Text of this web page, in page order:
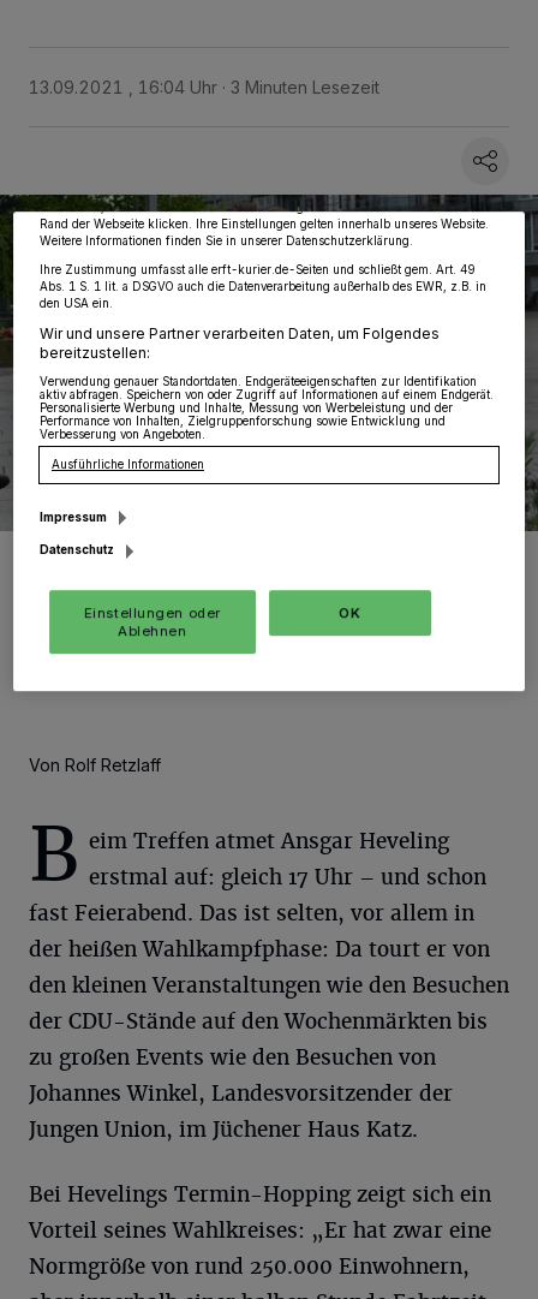
13.09.2021 , 16:04 Uhr 3 Minuten Lesezeit
Ansgar Heveling ist zuversichtlich, dass er auch diesmal wieder per
Landesliste hat er verzichtet.
Foto: Kurier Verlag/Rolf Retzlaff
Von Rolf Retzlaff
B eim Treffen atmet Ansgar Heveling
erstmal auf: gleich 17 Uhr – und schon
fast Feierabend. Das ist selten, vor allem in
der heißen Wahlkampfphase: Da tourt er von
den kleinen Veranstaltungen wie den Besuchen
der CDU-Stände auf den Wochenmärkten bis
zu großen Events wie den Besuchen von
Johannes Winkel, Landesvorsitzender der
Jungen Union, im Jüchener Haus Katz.
Bei Hevelings Termin-Hopping zeigt sich ein
Vorteil seines Wahlkreises: „Er hat zwar eine
Normgröße von rund 250.000 Einwohnern,
Wir und unsere 218-Partner speichern und greifen auf personenbezogene Daten
widerrufen, indem Sie auf den Link Einstellungen oder Ablehnen am unteren
Rand der Webseite klicken. Ihre Einstellungen gelten innerhalb unseres Website.
Weitere Informationen finden Sie in unserer Datenschutzerklärung.
Ihre Zustimmung umfasst alle erft-kurier.de-Seiten und schließt gem. Art. 49
Abs. 1 S. 1 lit. a DSGVO auch die Datenverarbeitung außerhalb des EWR, z.B. in
den USA ein.
Wir und unsere Partner verarbeiten Daten, um Folgendes
bereitzustellen:
Verwendung genauer Standortdaten. Endgeräteeigenschaften zur Identifikation
aktiv abfragen. Speichern von oder Zugriff auf Informationen auf einem Endgerät.
Personalisierte Werbung und Inhalte, Messung von Werbeleistung und der
Performance von Inhalten, Zielgruppenforschung sowie Entwicklung und
Verbesserung von Angeboten.
Ausführliche Informationen
Impressum
Datenschutz
Einstellungen oder
Ablehnen
OK